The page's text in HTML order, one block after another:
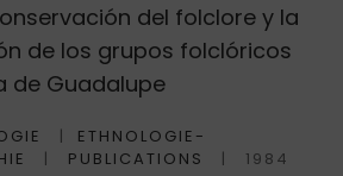
del folclore y la
de los grupos folclóricos
de Guadalupe
ETHNOLOGIE-
PUBLICATIONS 1984